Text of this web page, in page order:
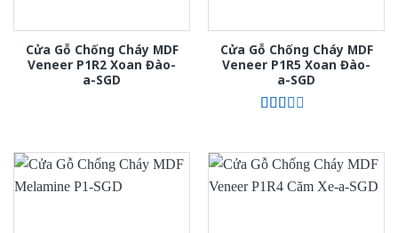
Cửa Gỗ Chống Cháy MDF
Veneer P1R2 Xoan Đào-
a-SGD
Cửa Gỗ Chống Cháy MDF
Veneer P1R5 Xoan Đào-
a-SGD
hạng
2.00
5
sao